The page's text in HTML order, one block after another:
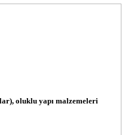
oluklu yapı malzemeleri